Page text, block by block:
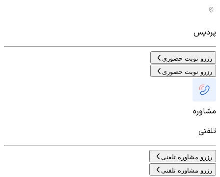
پردیس
رزرو نوبت حضوری
رزرو نوبت حضوری
مشاوره
تلفنی
رزرو مشاوره تلفنی
رزرو مشاوره تلفنی